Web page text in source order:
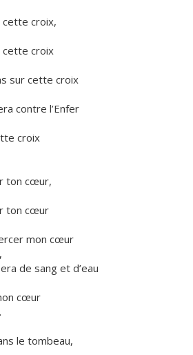
cette croix,
cette croix
sur cette croix
contre l’Enfer
croix
ton cœur,
ton cœur
mon cœur
de sang et d’eau
cœur
le tombeau,